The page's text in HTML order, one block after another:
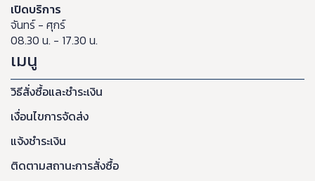
เปิดบริการ
จันทร์ - ศุกร์
08.30 น. - 17.30 น.
เมนู
วิธีสั่งซื้อและชำระเงิน
เงื่อนไขการจัดส่ง
แจ้งชำระเงิน
ติดตามสถานะการสั่งซื้อ